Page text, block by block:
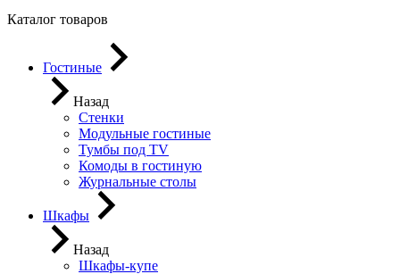
Каталог товаров
Гостиные
Назад
Стенки
Модульные гостиные
Тумбы под ТV
Комоды в гостиную
Журнальные столы
Шкафы
Назад
Шкафы-купе